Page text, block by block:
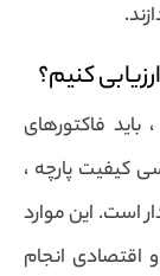
کنیم؟
فاکتورهای
کیفیت پارچه ،
است. این موارد
اقتصادی انجام